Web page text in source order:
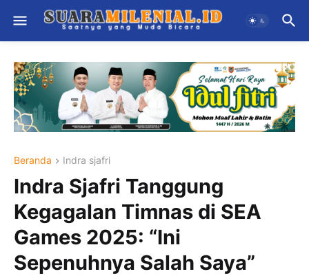
Beranda Indra sjafri
Indra Sjafri Tanggung
Kegagalan Timnas di SEA
Games 2025: “Ini
Sepenuhnya Salah Saya”